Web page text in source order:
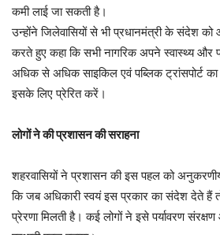
कमी लाई जा सकती है।
उन्होंने जिलेवासियों से भी प्रधानमंत्री के संदेश
करते हुए कहा कि सभी नागरिक अपने स्वास्थ्य और
अधिक से अधिक साइकिल एवं पब्लिक ट्रांसपोर्ट
इसके लिए प्रेरित करें।
लोगों ने की प्रशासन की सराहना
शहरवासियों ने प्रशासन की इस पहल को
कि जब अधिकारी स्वयं इस प्रकार का संदेश देते हैं
प्रेरणा मिलती है। कई लोगों ने इसे पर्यावरण